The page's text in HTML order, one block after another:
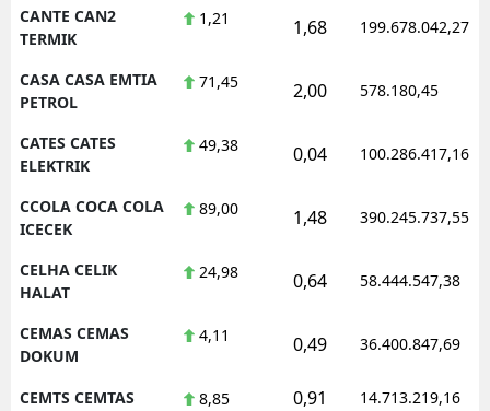
CANTE CAN2
TERMIK
1,21 1,68 199.678.042,27
CASA CASA EMTIA
PETROL
71,45 2,00 578.180,45
CATES CATES
ELEKTRIK
49,38 0,04 100.286.417,16
CCOLA COCA COLA
ICECEK
89,00 1,48 390.245.737,55
CELHA CELIK
HALAT
24,98 0,64 58.444.547,38
CEMAS CEMAS
DOKUM
4,11 0,49 36.400.847,69
CEMTS CEMTAS 8,85 0,91 14.713.219,16